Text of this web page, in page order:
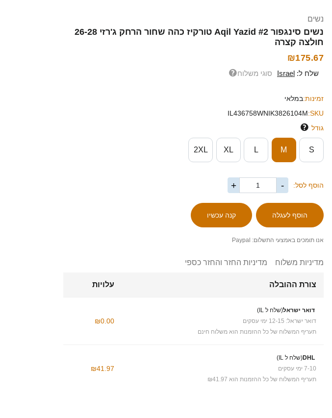
נשים
נשים סינגפור Aqil Yazid #2 טורקיז כהה שחור הרחק ג'רזי 26-28
חולצה קצרה
₪175.67
שלח ל: Israel סוגי משלוח
זמינות:במלאי
SKU:
IL436758WNIK3826104M
גודל
S
M
L
XL
2XL
הוסף לסל: -
+
אנו תומכים באמצעי התשלום: Paypal
מדיניות משלוח מדיניות החזר והחזר כספי
צורת ההובלה עלויות
דואר ישראל(שלח ל IL)
דואר ישראל: 12-15 ימי עסקים
תעריף המשלוח של כל ההזמנות הוא משלוח חינם
₪0.00
DHL(שלח ל IL)
7-10 ימי עסקים
תעריף המשלוח של כל ההזמנות הוא ₪41.97
₪41.97